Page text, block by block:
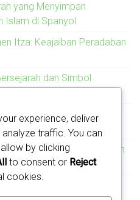
yang Menyimpan
Islam di Spanyol
Itza: Keajaiban Peradaban
dan Simbol
yang Menyimbolkan
yang Mengukir Kejayaan
experience, deliver
traffic. You can
by clicking
to consent or Reject
cookies.